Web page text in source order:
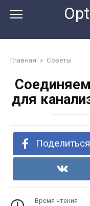
Главная » Советы
для
Время чтения